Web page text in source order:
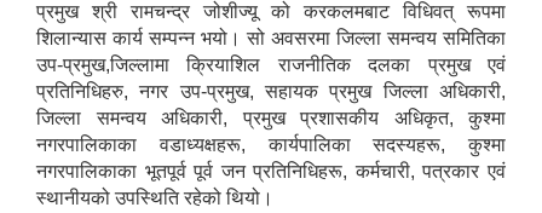
प्रमुख श्री रामचन्द्र जोशीज्यू को करकलमबाट विधिवत् रूपमा
शिलान्यास कार्य सम्पन्न भयो। सो अवसरमा जिल्ला समन्वय समितिका
उप-प्रमुख,जिल्लामा क्रियाशिल राजनीतिक दलका प्रमुख एवं
प्रतिनिधिहरु, नगर उप-प्रमुख, सहायक प्रमुख जिल्ला अधिकारी,
जिल्ला समन्वय अधिकारी, प्रमुख प्रशासकीय अधिकृत, कुश्मा
नगरपालिकाका वडाध्यक्षहरू, कार्यपालिका सदस्यहरू, कुश्मा
नगरपालिकाका भूतपूर्व पूर्व जन प्रतिनिधिहरू, कर्मचारी, पत्रकार एवं
स्थानीयको उपस्थिति रहेको थियो।